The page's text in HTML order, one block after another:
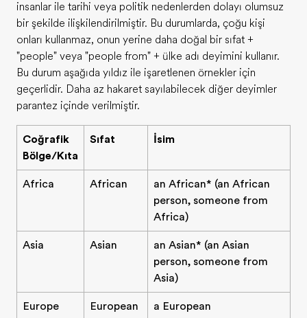
insanlar ile tarihi veya politik nedenlerden dolayı olumsuz
bir şekilde ilişkilendirilmiştir. Bu durumlarda, çoğu kişi
onları kullanmaz, onun yerine daha doğal bir sıfat +
"people" veya "people from" + ülke adı deyimini kullanır.
Bu durum aşağıda yıldız ile işaretlenen örnekler için
geçerlidir. Daha az hakaret sayılabilecek diğer deyimler
parantez içinde verilmiştir.
Coğrafik
Bölge/Kıta
Sıfat İsim
Africa African
an African* (an African
person, someone from
Africa)
Asia Asian
an Asian* (an Asian
person, someone from
Asia)
Europe European a European